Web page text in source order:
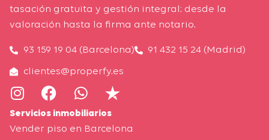
tasación gratuita y gestión integral: desde la
valoración hasta la firma ante notario.
93 159 19 04 (Barcelona) 91 432 15 24 (Madrid)
clientes@properfy.es
Servicios inmobiliarios
Vender piso en Barcelona